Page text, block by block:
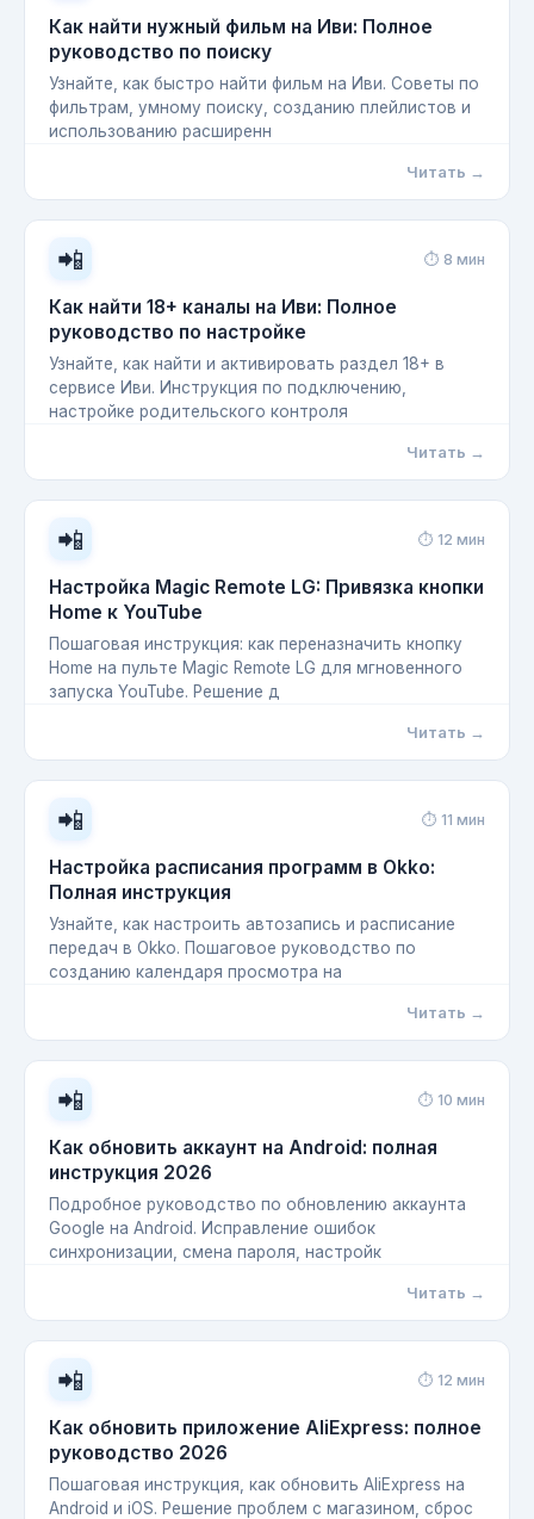
Как найти нужный фильм на Иви: Полное
руководство по поиску
Узнайте, как быстро найти фильм на Иви. Советы по
фильтрам, умному поиску, созданию плейлистов и
использованию расширенн
Читать →
📲 ⏱ 8 мин
Как найти 18+ каналы на Иви: Полное
руководство по настройке
Узнайте, как найти и активировать раздел 18+ в
сервисе Иви. Инструкция по подключению,
настройке родительского контроля
Читать →
📲 ⏱ 12 мин
Настройка Magic Remote LG: Привязка кнопки
Home к YouTube
Пошаговая инструкция: как переназначить кнопку
Home на пульте Magic Remote LG для мгновенного
запуска YouTube. Решение д
Читать →
📲 ⏱ 11 мин
Настройка расписания программ в Okko:
Полная инструкция
Узнайте, как настроить автозапись и расписание
передач в Okko. Пошаговое руководство по
созданию календаря просмотра на
Читать →
📲 ⏱ 10 мин
Как обновить аккаунт на Android: полная
инструкция 2026
Подробное руководство по обновлению аккаунта
Google на Android. Исправление ошибок
синхронизации, смена пароля, настройк
Читать →
📲 ⏱ 12 мин
Как обновить приложение AliExpress: полное
руководство 2026
Пошаговая инструкция, как обновить AliExpress на
Android и iOS. Решение проблем с магазином, сброс